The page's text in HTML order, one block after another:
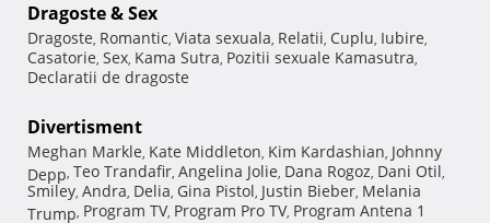
Dragoste & Sex
Dragoste, Romantic, Viata sexuala, Relatii, Cuplu, Iubire,
Casatorie, Sex, Kama Sutra, Pozitii sexuale Kamasutra,
Declaratii de dragoste
Divertisment
Meghan Markle, Kate Middleton, Kim Kardashian, Johnny
Depp, Teo Trandafir, Angelina Jolie, Dana Rogoz, Dani Otil,
Smiley, Andra, Delia, Gina Pistol, Justin Bieber, Melania
Trump, Program TV, Program Pro TV, Program Antena 1